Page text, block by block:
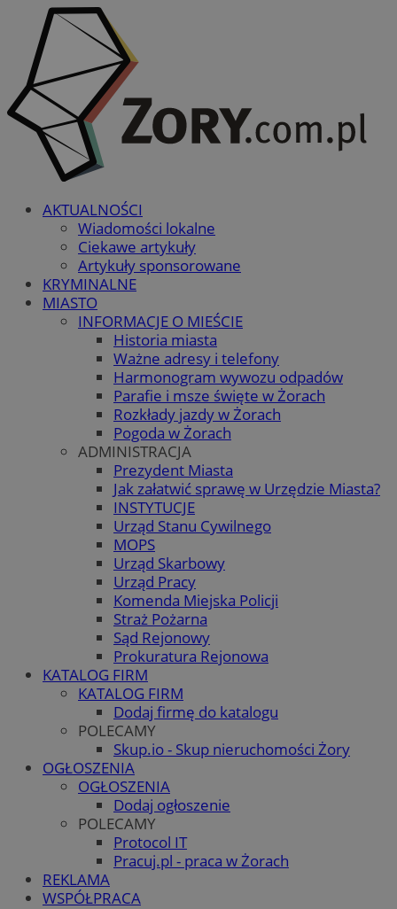
AKTUALNOŚCI
Wiadomości lokalne
Ciekawe artykuły
Artykuły sponsorowane
KRYMINALNE
MIASTO
INFORMACJE O MIEŚCIE
Historia miasta
Ważne adresy i telefony
Harmonogram wywozu odpadów
Parafie i msze święte w Żorach
Rozkłady jazdy w Żorach
Pogoda w Żorach
ADMINISTRACJA
Prezydent Miasta
Jak załatwić sprawę w Urzędzie Miasta?
INSTYTUCJE
Urząd Stanu Cywilnego
MOPS
Urząd Skarbowy
Urząd Pracy
Komenda Miejska Policji
Straż Pożarna
Sąd Rejonowy
Prokuratura Rejonowa
KATALOG FIRM
KATALOG FIRM
Dodaj firmę do katalogu
POLECAMY
Skup.io - Skup nieruchomości Żory
OGŁOSZENIA
OGŁOSZENIA
Dodaj ogłoszenie
POLECAMY
Protocol IT
Pracuj.pl - praca w Żorach
REKLAMA
WSPÓŁPRACA